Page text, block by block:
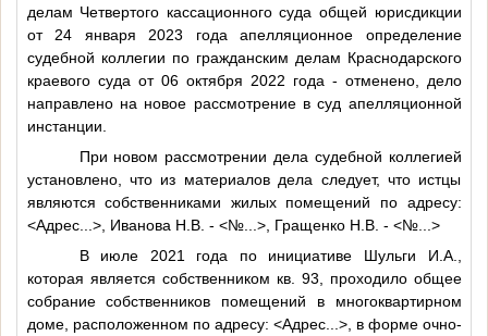
делам Четвертого кассационного суда общей юрисдикции
от 24 января 2023 года апелляционное определение
судебной коллегии по гражданским делам Краснодарского
краевого суда от 06 октября 2022 года - отменено, дело
направлено на новое рассмотрение в суд апелляционной
инстанции.
При новом рассмотрении дела судебной коллегией
установлено, что из материалов дела следует, что истцы
являются собственниками жилых помещений по адресу:
<Адрес...>, Иванова Н.В. - <№...>, Гращенко Н.В. - <№...>
В июле 2021 года по инициативе Шульги И.А.,
которая является собственником кв. 93, проходило общее
собрание собственников помещений в многоквартирном
доме, расположенном по адресу: <Адрес...>, в форме очно-